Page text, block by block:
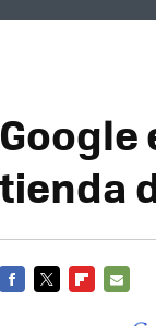
Google
tienda